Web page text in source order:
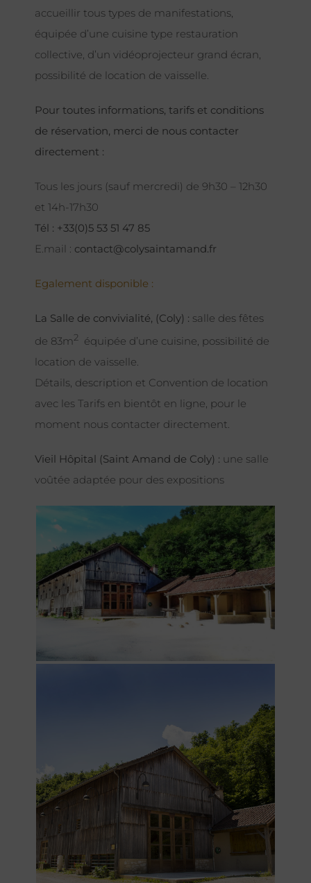
accueillir tous types de manifestations,
équipée d’une cuisine type restauration
collective, d’un vidéoprojecteur grand écran,
possibilité de location de vaisselle.
Pour toutes informations, tarifs et conditions
de réservation, merci de nous contacter
directement :
Tous les jours (sauf mercredi) de 9h30 – 12h30
et 14h-17h30
Tél : +33(0)5 53 51 47 85
E.mail : contact@colysaintamand.fr
Egalement disponible :
La Salle de convivialité, (Coly) : salle des fêtes
de 83m2 équipée d’une cuisine, possibilité de
location de vaisselle.
Détails, description et Convention de location
avec les Tarifs en bientôt en ligne, pour le
moment nous contacter directement.
Vieil Hôpital (Saint Amand de Coly) : une salle
voûtée adaptée pour des expositions